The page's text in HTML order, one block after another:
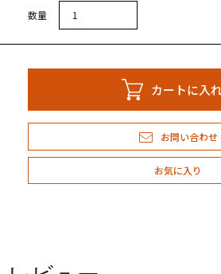
数量
カートに入
お問い合わせ
お気に入り